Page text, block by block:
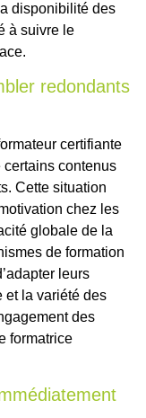
disponibilité des
à suivre le
redondants
certifiante
certains contenus
Cette situation
chez les
globale de la
de formation
leurs
et la variété des
des
formatrice